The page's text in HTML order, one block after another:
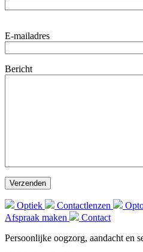
dit
te
E-mailadres
Bericht
Optiek Contactlenzen
Afspraak maken
Contact
Persoonlijke oogzorg, aandacht en